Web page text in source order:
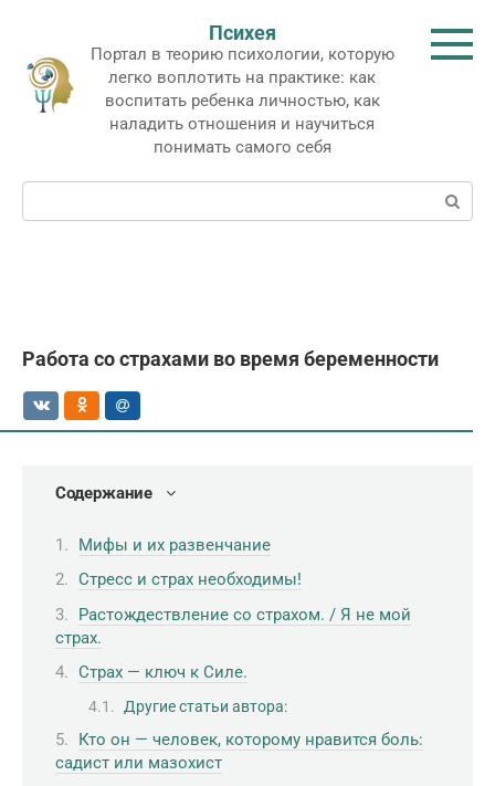
контенту
Психея
Портал в теорию психологии, которую
легко воплотить на практике: как
воспитать ребенка личностью, как
наладить отношения и научиться
понимать самого себя
Поиск:
Работа со страхами во время беременности
Содержание
Мифы и их развенчание
Стресс и страх необходимы!
Растождествление со страхом. / Я не мой
страх.
Страх — ключ к Силе.
Другие статьи автора:
Кто он — человек, которому нравится боль:
садист или мазохист